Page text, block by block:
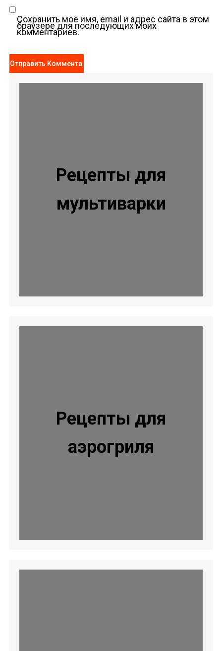
Сохранить моё имя, email и адрес сайта в этом
браузере для последующих моих
комментариев.
Рецепты для
мультиварки
Рецепты для
аэрогриля